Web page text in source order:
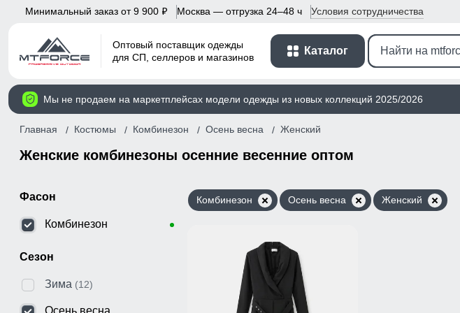
Минимальный заказ от 9 900 p Москва — отгрузка 24–48 ч Условия сотрудничества
Оптовый поставщик одежды
для СП, селлеров и магазинов
Каталог
Мы не продаем на маркетплейсах модели одежды из новых коллекций 2025/2026
Главная Костюмы Комбинезон Осень весна Женский
Женские комбинезоны осенние весенние оптом
Фасон
Комбинезон
Сезон
Зима (12)
Осень весна
Комбинезон Осень весна Женский